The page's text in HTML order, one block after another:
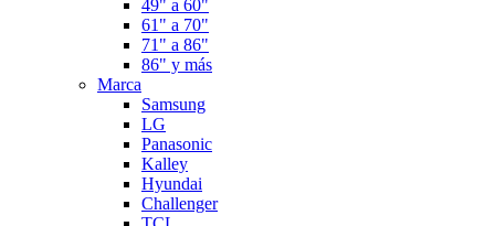
49" a 60"
61" a 70"
71" a 86"
86" y más
Marca
Samsung
LG
Panasonic
Kalley
Hyundai
Challenger